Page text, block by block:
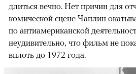
длиться вечно. Нет причин для
комической сцене Чаплин
по антиамериканской
неудивительно, что фильм не
вплоть до 1972 года.